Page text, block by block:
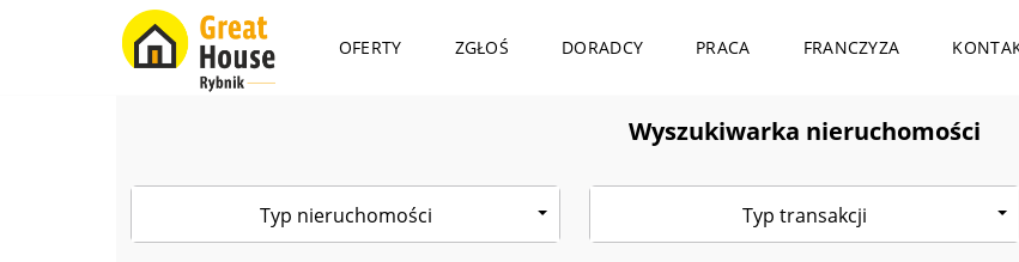
OFERTY ZGŁOŚ DORADCY PRACA FRANCZYZA
Wyszukiwarka nieruchomości
Typ nieruchomości Typ transakcji